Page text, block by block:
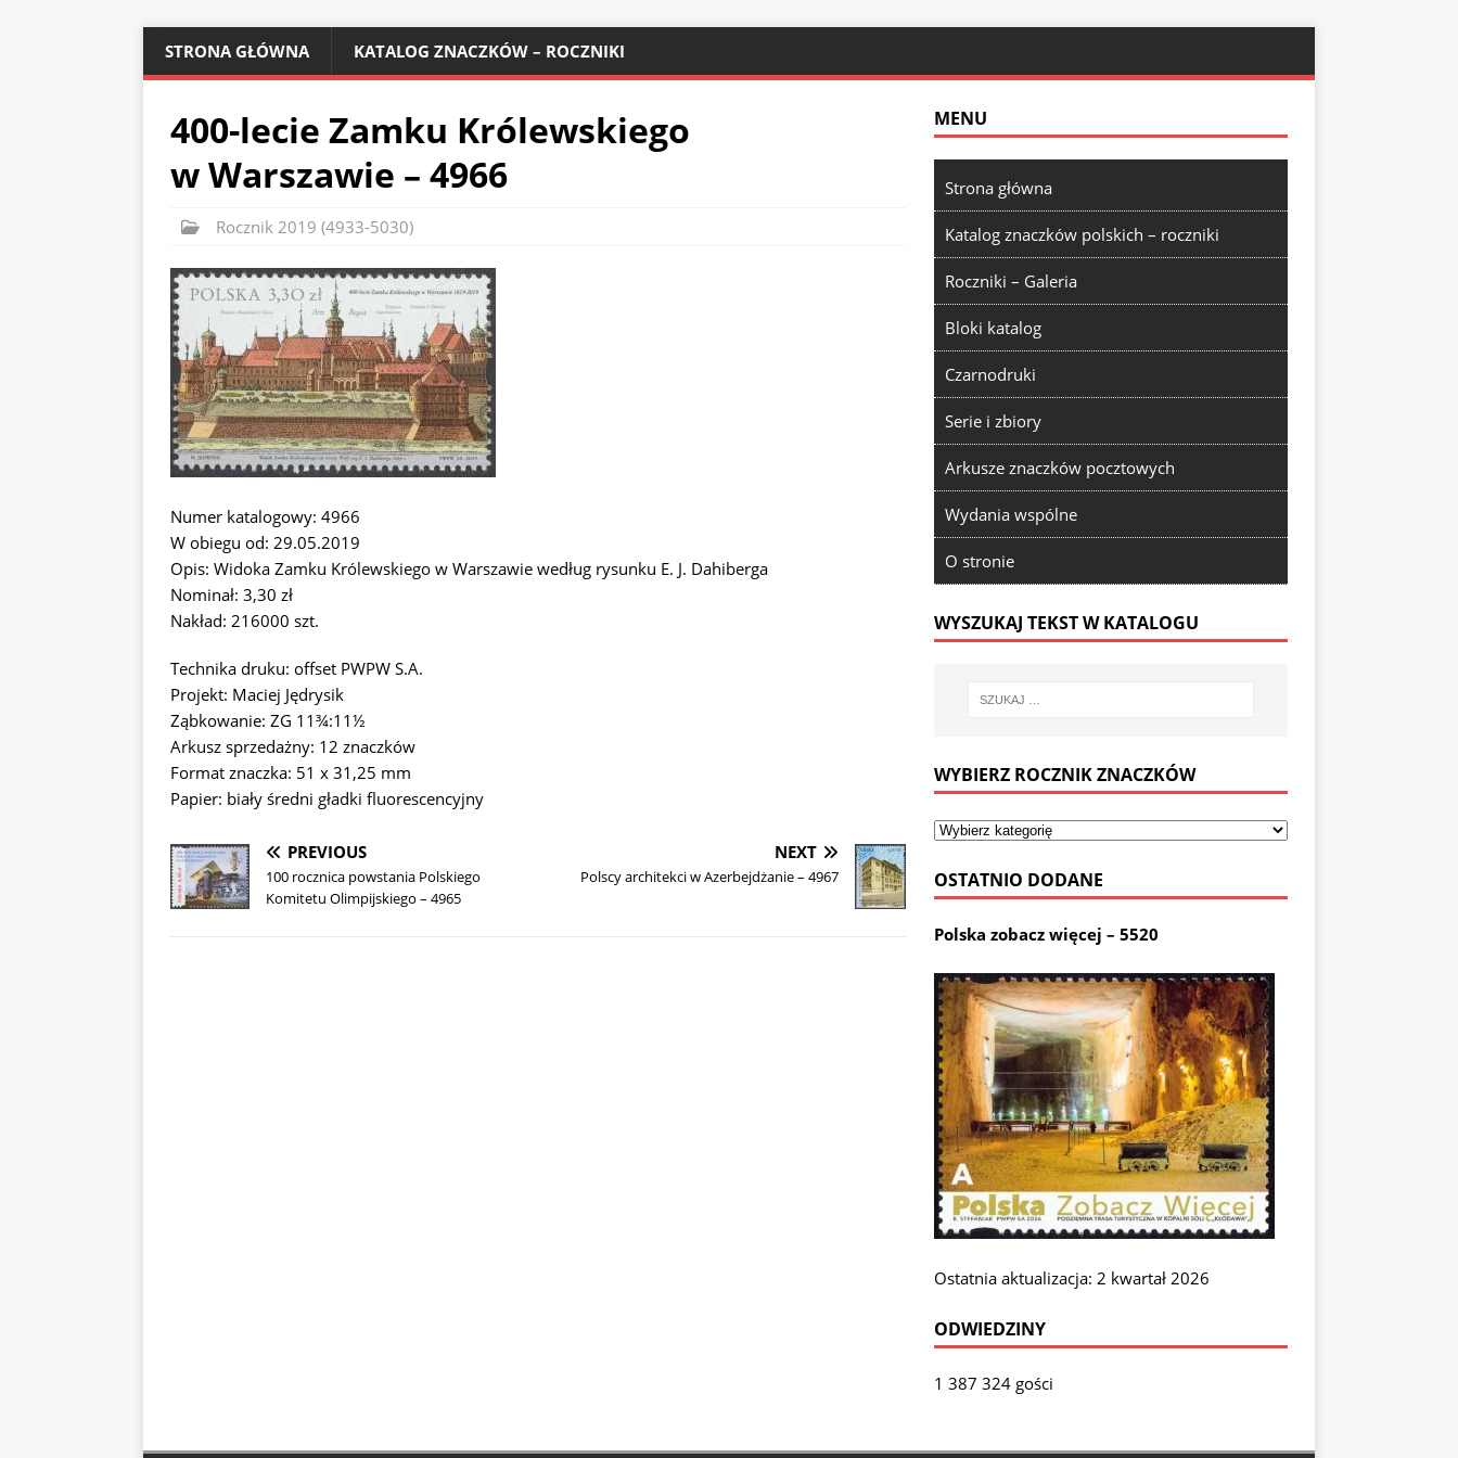
STRONA GŁÓWNA KATALOG ZNACZKÓW – ROCZNIKI
400-lecie Zamku Królewskiego
w Warszawie – 4966
Rocznik 2019 (4933-5030)
Numer katalogowy: 4966
W obiegu od: 29.05.2019
Opis: Widoka Zamku Królewskiego w Warszawie według rysunku E. J. Dahiberga
Nominał: 3,30 zł
Nakład: 216000 szt.
Technika druku: offset PWPW S.A.
Projekt: Maciej Jędrysik
Ząbkowanie: ZG 11¾:11½
Arkusz sprzedażny: 12 znaczków
Format znaczka: 51 x 31,25 mm
Papier: biały średni gładki fluorescencyjny
PREVIOUS
100 rocznica powstania Polskiego
Komitetu Olimpijskiego – 4965
NEXT
Polscy architekci w Azerbejdżanie – 4967
MENU
Strona główna
Katalog znaczków polskich – roczniki
Roczniki – Galeria
Bloki katalog
Czarnodruki
Serie i zbiory
Arkusze znaczków pocztowych
Wydania wspólne
O stronie
WYSZUKAJ TEKST W KATALOGU
WYBIERZ ROCZNIK ZNACZKÓW
OSTATNIO DODANE
Polska zobacz więcej – 5520
Ostatnia aktualizacja: 2 kwartał 2026
ODWIEDZINY
1 387 324 gości